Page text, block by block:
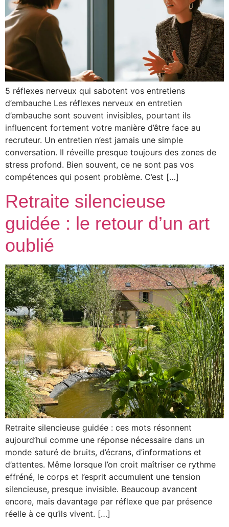
5 réflexes nerveux qui sabotent vos entretiens
d’embauche Les réflexes nerveux en entretien
d’embauche sont souvent invisibles, pourtant ils
influencent fortement votre manière d’être face au
recruteur. Un entretien n’est jamais une simple
conversation. Il réveille presque toujours des zones de
stress profond. Bien souvent, ce ne sont pas vos
compétences qui posent problème. C’est […]
Retraite silencieuse
guidée : le retour d’un art
oublié
Retraite silencieuse guidée : ces mots résonnent
aujourd’hui comme une réponse nécessaire dans un
monde saturé de bruits, d’écrans, d’informations et
d’attentes. Même lorsque l’on croit maîtriser ce rythme
effréné, le corps et l’esprit accumulent une tension
silencieuse, presque invisible. Beaucoup avancent
encore, mais davantage par réflexe que par présence
réelle à ce qu’ils vivent. […]